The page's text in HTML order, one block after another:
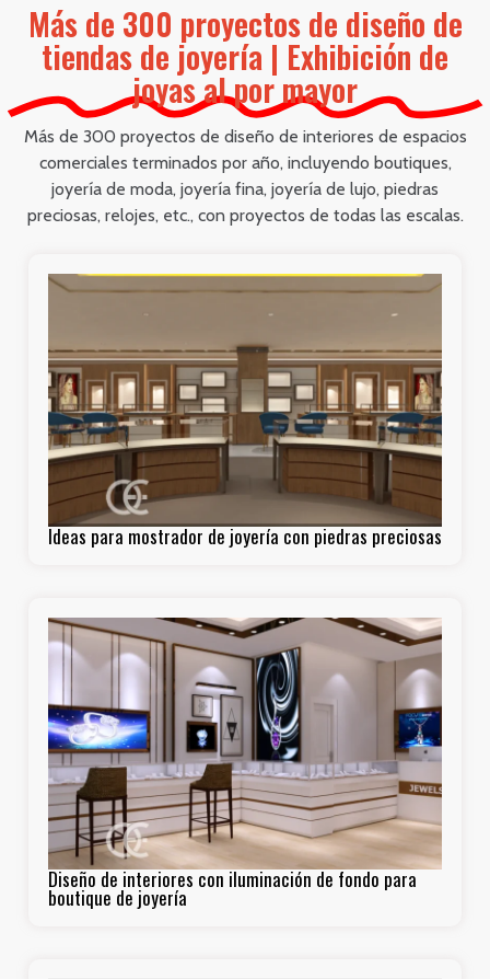
Más de 300 proyectos de diseño de
tiendas de joyería | Exhibición de
joyas al por mayor
Más de 300 proyectos de diseño de interiores de espacios
comerciales terminados por año, incluyendo boutiques,
joyería de moda, joyería fina, joyería de lujo, piedras
preciosas, relojes, etc., con proyectos de todas las escalas.
Ideas para mostrador de joyería con piedras preciosas
Diseño de interiores con iluminación de fondo para
boutique de joyería